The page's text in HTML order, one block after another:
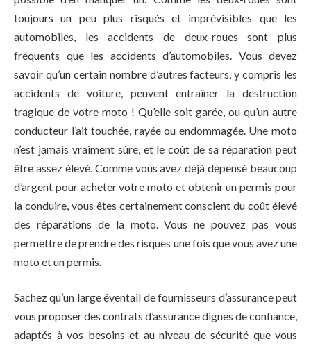
toujours un peu plus risqués et imprévisibles que les
automobiles, les accidents de deux-roues sont plus
fréquents que les accidents d’automobiles. Vous devez
savoir qu’un certain nombre d’autres facteurs, y compris les
accidents de voiture, peuvent entraîner la destruction
tragique de votre moto ! Qu’elle soit garée, ou qu’un autre
conducteur l’ait touchée, rayée ou endommagée. Une moto
n’est jamais vraiment sûre, et le coût de sa réparation peut
être assez élevé. Comme vous avez déjà dépensé beaucoup
d’argent pour acheter votre moto et obtenir un permis pour
la conduire, vous êtes certainement conscient du coût élevé
des réparations de la moto. Vous ne pouvez pas vous
permettre de prendre des risques une fois que vous avez une
moto et un permis.
Sachez qu’un large éventail de fournisseurs d’assurance peut
vous proposer des contrats d’assurance dignes de confiance,
adaptés à vos besoins et au niveau de sécurité que vous